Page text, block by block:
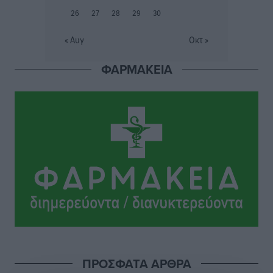
Γιώργος Χατζημάρκος: Στηρίζουμε τις εκδηλώσεις
δικαίωμα όλων και δύναμη ζωής
Αρδάνι – Απαγορεύτηκε η κολύμβηση στην περιοχή
πριν 24 ώρες
26
27 28 29 30
« Αυγ Οκτ »
ΦΑΡΜΑΚΕΙΑ
ΠΡΟΣΦΑΤΑ ΑΡΘΡΑ